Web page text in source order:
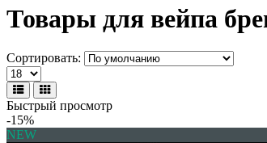
Товары для вейпа
Сортировать:
Быстрый просмотр
-15%
NEW